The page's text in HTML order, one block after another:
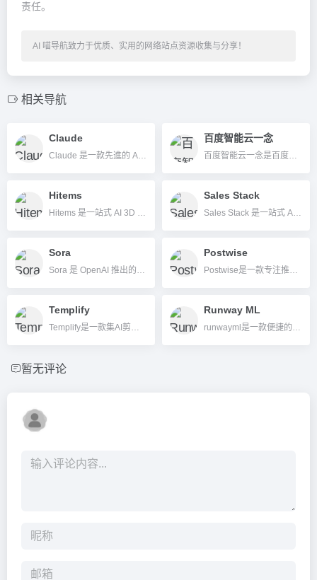
责任。
AI 喵导航致力于优质、实用的网络站点资源收集与分享！
相关导航
Claude
Claude 是一款先進的 AI 聊天助手，由 Anthropic 開發，提供安全、責任和實用的多模態理解與自然語言處理功能，適合多語種用戶使用。
百度智能云一念
百度智能云一念是百度推出的一站式多模态AI内容创作平台，集AI文案、作画、海报、视频等多功能于一体，助力高效智能内容生成。
Hitems
Hitems 是一站式 AI 3D 模型生成与创意变现平台，支持文本、图片、草图快速生成可3D打印模型，并集创意商品交易、社区互动于一体。
Sales Stack
Sales Stack 是一站式 AI 销售自动化平台，助力企业高效获客、线索管理与销售流程自动化。
Sora
Sora 是 OpenAI 推出的最新文本生成视频 AI 工具，支持输入描述自动生成高质量短视频，实现创意可视化。
Postwise
Postwise是一款专注推特与X平台的AI写作工具，可以自动生成高质量推文和分析内容表现，大幅提升社交账号影响力和内容运营效率。
Templify
Templify是一款集AI剪辑、智能模板、自动配乐于一体的短视频内容创作平台，助力内容创作者高效制作吸睛短片。
Runway ML
runwayml是一款便捷的ai视频创作编辑网站
暂无评论